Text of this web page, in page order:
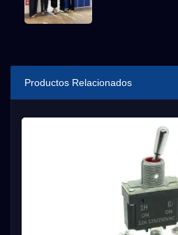
Productos Relacionados